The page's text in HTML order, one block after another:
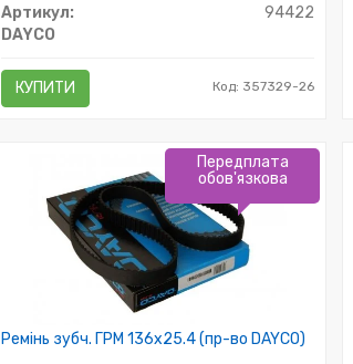
Артикул:
94422
DAYCO
КУПИТИ Код: 357329-26
Ремінь зубч. ГРМ 136x25.4 (пр-во DAYCO)
Передплата
обов'язкова